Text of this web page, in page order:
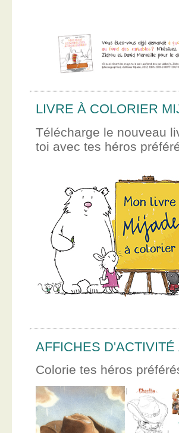
LIVRE À COLORIER
Télécharge le nouveau
toi avec tes héros
AFFICHES
Colorie tes héros